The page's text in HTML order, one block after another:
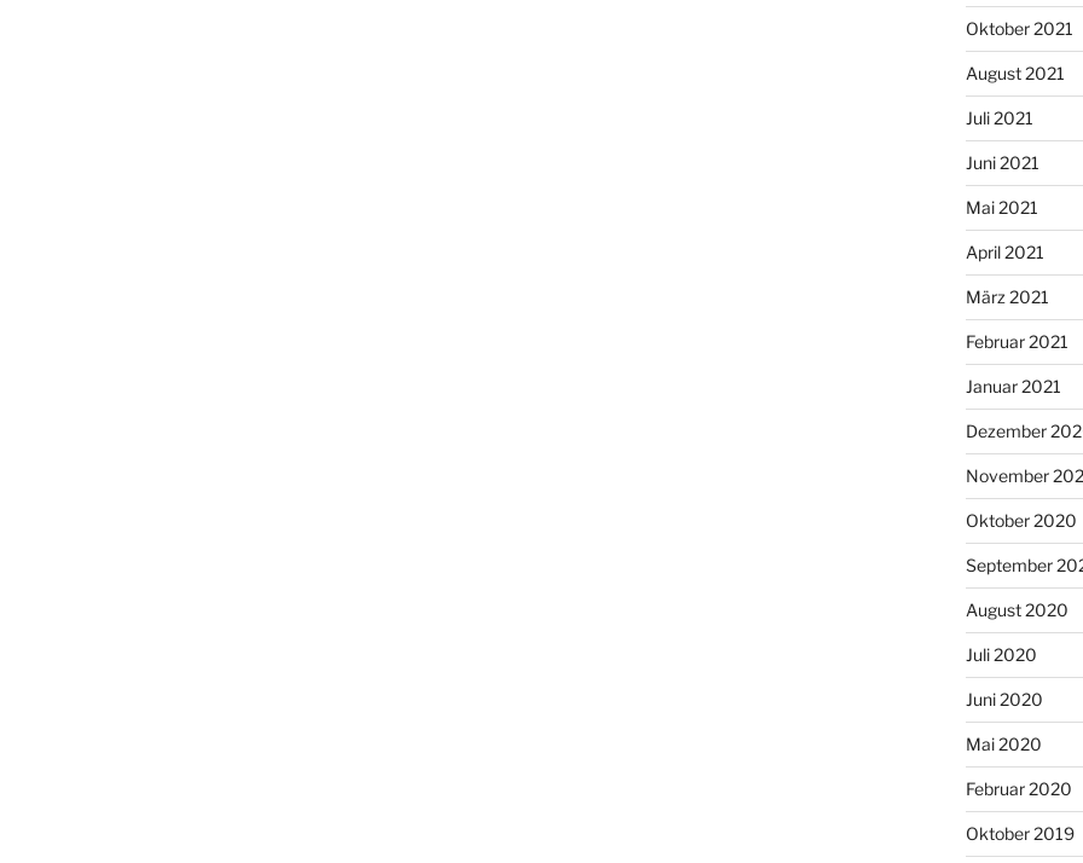
Oktober 2021
August 2021
Juli 2021
Juni 2021
Mai 2021
April 2021
März 2021
Februar 2021
Januar 2021
Dezember
November
Oktober 2020
September
August 2020
Juli 2020
Juni 2020
Mai 2020
Februar 2020
Oktober 2019